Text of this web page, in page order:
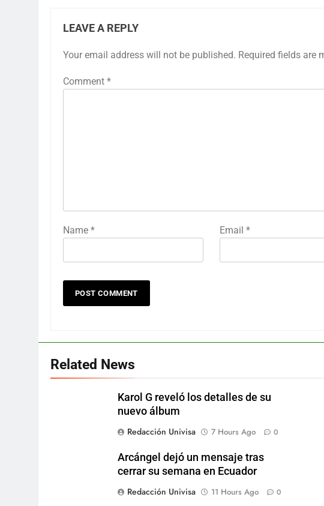
LEAVE A REPLY
Your email address will not be published. Required fields are
Comment *
Name * Email *
Related News
Karol G reveló los detalles de su
nuevo álbum
Redacción Univisa
7 Hours Ago 0
Arcángel dejó un mensaje tras
cerrar su semana en Ecuador
Redacción Univisa
11 Hours Ago 0